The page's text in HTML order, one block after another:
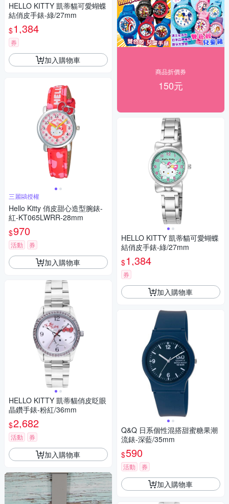
HELLO KITTY 凱蒂貓可愛蝴蝶
結俏皮手錶-綠/27mm
$1,384
券
加入購物車
三麗鷗授權
Hello Kitty 俏皮甜心造型腕錶-
紅-KT065LWRR-28mm
$970
活動 券
加入購物車
HELLO KITTY 凱蒂貓俏皮眨眼
晶鑽手錶-粉紅/36mm
$2,682
活動 券
加入購物車
商品折價券
150元
HELLO KITTY 凱蒂貓可愛蝴蝶
結俏皮手錶-綠/27mm
$1,384
券
加入購物車
Q&Q 日系個性混搭甜蜜糖果潮
流錶-深藍/35mm
$590
活動 券
加入購物車